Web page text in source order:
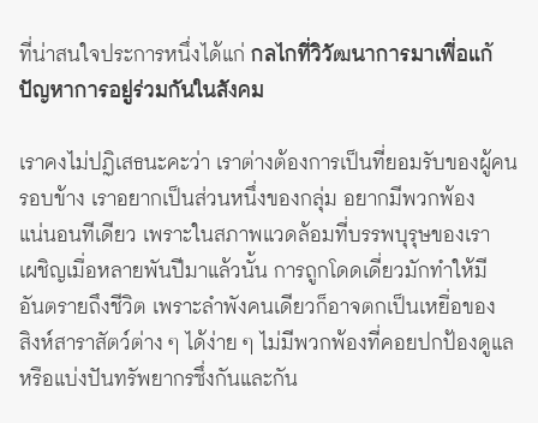
ที่น่าสนใจประการหนึ่งได้แก่ กลไกที่วิวัฒนาการมาเพื่อแก้
ปัญหาการอยู่ร่วมกันในสังคม
เราคงไม่ปฏิเสธนะคะว่า เราต่างต้องการเป็นที่ยอมรับของผู้คน
รอบข้าง เราอยากเป็นส่วนหนึ่งของกลุ่ม อยากมีพวกพ้อง
แน่นอนทีเดียว เพราะในสภาพแวดล้อมที่บรรพบุรุษของเรา
เผชิญเมื่อหลายพันปีมาแล้วนั้น การถูกโดดเดี่ยวมักทำให้มี
อันตรายถึงชีวิต เพราะลำพังคนเดียวก็อาจตกเป็นเหยื่อของ
สิงห์สาราสัตว์ต่าง ๆ ได้ง่าย ๆ ไม่มีพวกพ้องที่คอยปกป้องดูแล
หรือแบ่งปันทรัพยากรซึ่งกันและกัน